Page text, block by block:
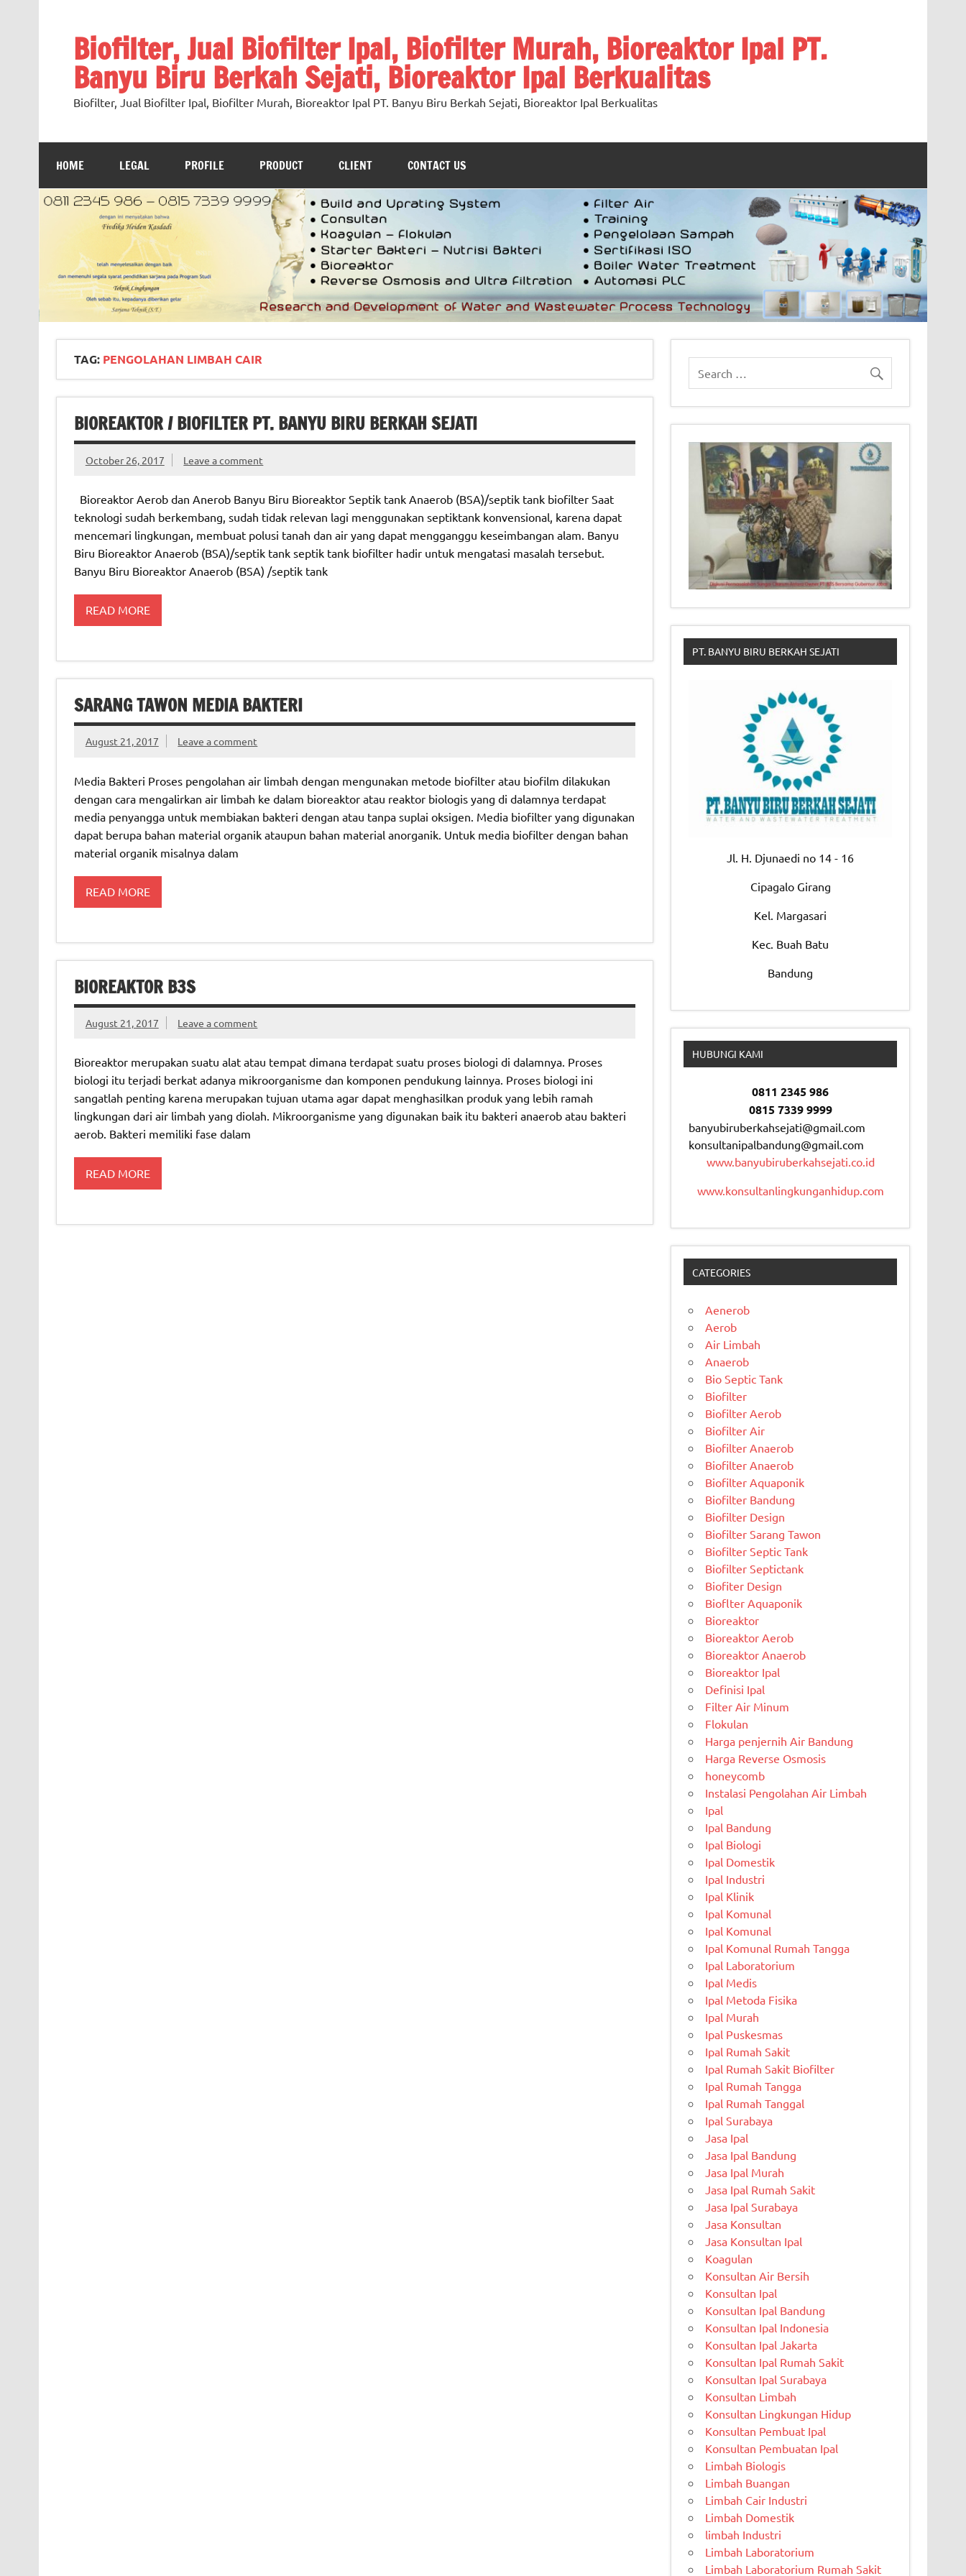
Biofilter, Jual Biofilter Ipal, Biofilter Murah, Bioreaktor Ipal PT.
Banyu Biru Berkah Sejati, Bioreaktor Ipal Berkualitas
Biofilter, Jual Biofilter Ipal, Biofilter Murah, Bioreaktor Ipal PT. Banyu Biru Berkah Sejati, Bioreaktor Ipal Berkualitas
HOME LEGAL PROFILE PRODUCT CLIENT CONTACT US
TAG: PENGOLAHAN LIMBAH CAIR
BIOREAKTOR / BIOFILTER PT. BANYU BIRU BERKAH SEJATI
October 26, 2017 Leave a comment
Bioreaktor Aerob dan Anerob Banyu Biru Bioreaktor Septik tank Anaerob (BSA)/septik tank biofilter Saat
teknologi sudah berkembang, sudah tidak relevan lagi menggunakan septiktank konvensional, karena dapat
mencemari lingkungan, membuat polusi tanah dan air yang dapat mengganggu keseimbangan alam. Banyu
Biru Bioreaktor Anaerob (BSA)/septik tank septik tank biofilter hadir untuk mengatasi masalah tersebut.
Banyu Biru Bioreaktor Anaerob (BSA) /septik tank
READ MORE
SARANG TAWON MEDIA BAKTERI
August 21, 2017 Leave a comment
Media Bakteri Proses pengolahan air limbah dengan mengunakan metode biofilter atau biofilm dilakukan
dengan cara mengalirkan air limbah ke dalam bioreaktor atau reaktor biologis yang di dalamnya terdapat
media penyangga untuk membiakan bakteri dengan atau tanpa suplai oksigen. Media biofilter yang digunakan
dapat berupa bahan material organik ataupun bahan material anorganik. Untuk media biofilter dengan bahan
material organik misalnya dalam
READ MORE
BIOREAKTOR B3S
August 21, 2017 Leave a comment
Bioreaktor merupakan suatu alat atau tempat dimana terdapat suatu proses biologi di dalamnya. Proses
biologi itu terjadi berkat adanya mikroorganisme dan komponen pendukung lainnya. Proses biologi ini
sangatlah penting karena merupakan tujuan utama agar dapat menghasilkan produk yang lebih ramah
lingkungan dari air limbah yang diolah. Mikroorganisme yang digunakan baik itu bakteri anaerob atau bakteri
aerob. Bakteri memiliki fase dalam
READ MORE
PT. BANYU BIRU BERKAH SEJATI
Jl. H. Djunaedi no 14 - 16
Cipagalo Girang
Kel. Margasari
Kec. Buah Batu
Bandung
HUBUNGI KAMI
0811 2345 986
0815 7339 9999
banyubiruberkahsejati@gmail.com
konsultanipalbandung@gmail.com
www.banyubiruberkahsejati.co.id
www.konsultanlingkunganhidup.com
CATEGORIES
Aenerob
Aerob
Air Limbah
Anaerob
Bio Septic Tank
Biofilter
Biofilter Aerob
Biofilter Air
Biofilter Anaerob
Biofilter Anaerob
Biofilter Aquaponik
Biofilter Bandung
Biofilter Design
Biofilter Sarang Tawon
Biofilter Septic Tank
Biofilter Septictank
Biofiter Design
Bioflter Aquaponik
Bioreaktor
Bioreaktor Aerob
Bioreaktor Anaerob
Bioreaktor Ipal
Definisi Ipal
Filter Air Minum
Flokulan
Harga penjernih Air Bandung
Harga Reverse Osmosis
honeycomb
Instalasi Pengolahan Air Limbah
Ipal
Ipal Bandung
Ipal Biologi
Ipal Domestik
Ipal Industri
Ipal Klinik
Ipal Komunal
Ipal Komunal
Ipal Komunal Rumah Tangga
Ipal Laboratorium
Ipal Medis
Ipal Metoda Fisika
Ipal Murah
Ipal Puskesmas
Ipal Rumah Sakit
Ipal Rumah Sakit Biofilter
Ipal Rumah Tangga
Ipal Rumah Tanggal
Ipal Surabaya
Jasa Ipal
Jasa Ipal Bandung
Jasa Ipal Murah
Jasa Ipal Rumah Sakit
Jasa Ipal Surabaya
Jasa Konsultan
Jasa Konsultan Ipal
Koagulan
Konsultan Air Bersih
Konsultan Ipal
Konsultan Ipal Bandung
Konsultan Ipal Indonesia
Konsultan Ipal Jakarta
Konsultan Ipal Rumah Sakit
Konsultan Ipal Surabaya
Konsultan Limbah
Konsultan Lingkungan Hidup
Konsultan Pembuat Ipal
Konsultan Pembuatan Ipal
Limbah Biologis
Limbah Buangan
Limbah Cair Industri
Limbah Domestik
limbah Industri
Limbah Laboratorium
Limbah Laboratorium Rumah Sakit